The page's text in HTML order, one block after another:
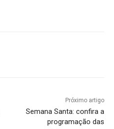
Próximo artigo
Semana Santa: confira a
programação das